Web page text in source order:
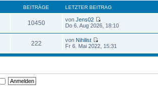
BEITRÄGE LETZTER BEITRAG
10450 vonJens02
Do 6. Aug 2026, 18:10
222 von Nihilist
Fr 6. Mai 2022, 15:31